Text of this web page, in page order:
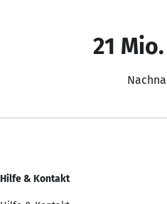
21
Hilfe & Kontakt